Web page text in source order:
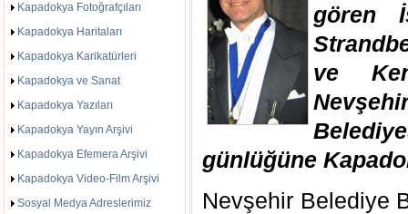
Kapadokya Fotoğrafçıları
Kapadokya Haritaları
Kapadokya Karikatürleri
Kapadokya ve Sanat
Kapadokya Yazıları
Kapadokya Yayın Arşivi
Kapadokya Efemera Arşivi
Kapadokya Video-Film Arşivi
Sosyal Medya Adreslerimiz
gören
ve
günlüğüne
Nevşehir Belediye